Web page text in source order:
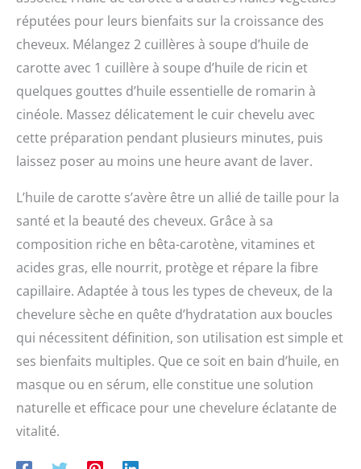
l'aloès Vera est un excellent
hydratant pour la peau issu
de la plante miracle de la
nature. Utilisez-le sur
votre corps et appliquez-le
si nécessaire pour hydrater
ou utilisez-le sur votre
visage pour nettoyer les
pores. NATURELLEMENT
RICHE EN VITAMINES
Comprend des dizaines de
que les vitamines A, C, E,
B1, B2, B3, B6 et B12.
Nourrit essentiellement la
peau et contient beaucoup
d'antioxydants pour aider à
maintenir une peau saine.
appliqué sur le cuir chevelu
pour stimuler la croissance
des cheveux et traiter les
pellicules. Ce Gel d'Aloe
Vera est excellent comme
Naturel, pour le plaquage
des cheveux et un bon
hydratant quotidien.
amélioration de l'apparence de votre peau.
Parfait
aussi comme soin pour bébé ou pour vos animaux de
compagnie. En format de 1 litre, notre gel d'Aloe Vera
vous offre une utilisation prolongée pour un soin de la
peau optimal. Avec bleu & marine Bretania,
redécouvrez la beauté naturelle de votre peau
réputées pour leurs bienfaits sur la croissance des
cheveux. Mélangez 2 cuillères à soupe d’huile de
carotte avec 1 cuillère à soupe d’huile de ricin et
quelques gouttes d’huile essentielle de romarin à
cinéole. Massez délicatement le cuir chevelu avec
cette préparation pendant plusieurs minutes, puis
laissez poser au moins une heure avant de laver.
L’huile de carotte s’avère être un allié de taille pour la
santé et la beauté des cheveux. Grâce à sa
composition riche en bêta-carotène, vitamines et
acides gras, elle nourrit, protège et répare la fibre
capillaire. Adaptée à tous les types de cheveux, de la
chevelure sèche en quête d’hydratation aux boucles
qui nécessitent définition, son utilisation est simple et
ses bienfaits multiples. Que ce soit en bain d’huile, en
masque ou en sérum, elle constitue une solution
naturelle et efficace pour une chevelure éclatante de
vitalité.